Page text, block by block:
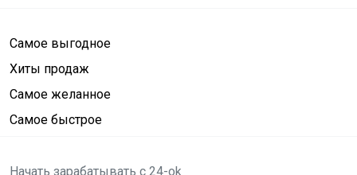
Самое выгодное
Хиты продаж
Самое желанное
Самое быстрое
Начать зарабатывать с 24-ok